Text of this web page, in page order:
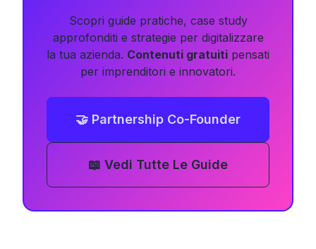
Scopri guide pratiche, case study
approfonditi e strategie per digitalizzare
la tua azienda. Contenuti gratuiti pensati
per imprenditori e innovatori.
🤝 Partnership Co-Founder
📖 Vedi Tutte Le Guide